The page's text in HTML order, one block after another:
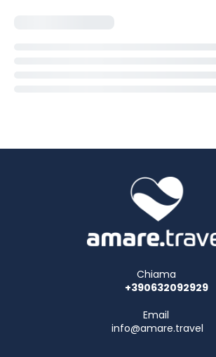
Chiama
+390632092929
Email
info@amare.travel